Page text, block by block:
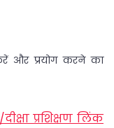
करें और प्रयोग करने का
प्रशिक्षण लिंक